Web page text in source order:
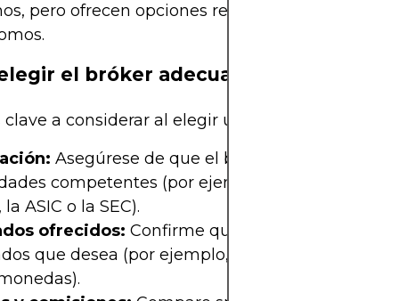
pero ofrecen opciones rentables para
el bróker adecuado
a considerar al elegir un bróker:
Asegúrese de que el bróker esté regulado
competentes (por ejemplo, la FCA para el
ASIC o la SEC).
ofrecidos: Confirme que proporcionen
que desea (por ejemplo, forex, acciones o